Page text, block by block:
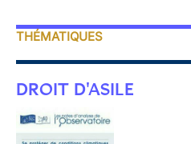
THÉMATIQUES
DROIT D'ASILE